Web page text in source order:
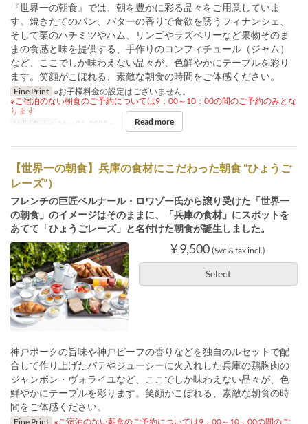
『世界一の朝食』では、朝を豊かに彩る品々をご用意していま
す。焼きたてのパン、バターの香りで食欲を誘うフィナンシェ、
そして栗のハチミツやハム、リンゴやラズベリーなど果物そのま
まの食感と味を提供する、手作りのコンフィチュール（ジャム）
など、ここでしか味わえない品々が、色鮮やかにテーブルを彩り
ます。笑顔がこぼれる、素敵な朝食の時間をご体感ください。
Fine Print ※お子様料金の設定はございません。
※ご宿泊のない朝食のご予約については9：00～10：00の間のご予約のみとな
ります
Valid Dates
May 01, 2025 ~ Read more
【世界一の朝食】兵庫の食材にこだわった朝食 “ひょうご
レーズ”）
フレンチの巨匠ベルナール・ロワゾー氏から譲り受けた「世界一
の朝食」のイメージはそのままに、「兵庫の食材」にスポットを
あてて「ひょうごレーズ」と名付けた朝食が誕生しました。
¥ 9,500 (Svc & tax incl.)
Select
神戸ポークの旨味や神戸ビーフの香りなどを独自のルセットで配
合して作り上げたパテやジューシーに火入れした兵庫の鶏胸肉の
ジャンボン・ヴォライユなど、ここでしか味わえない品々が、色
鮮やかにテーブルを彩ります。笑顔がこぼれる、素敵な朝食の時
間をご体感ください。
Fine Print ※ご宿泊のない朝食のご予約については9：00～10：00の間のご